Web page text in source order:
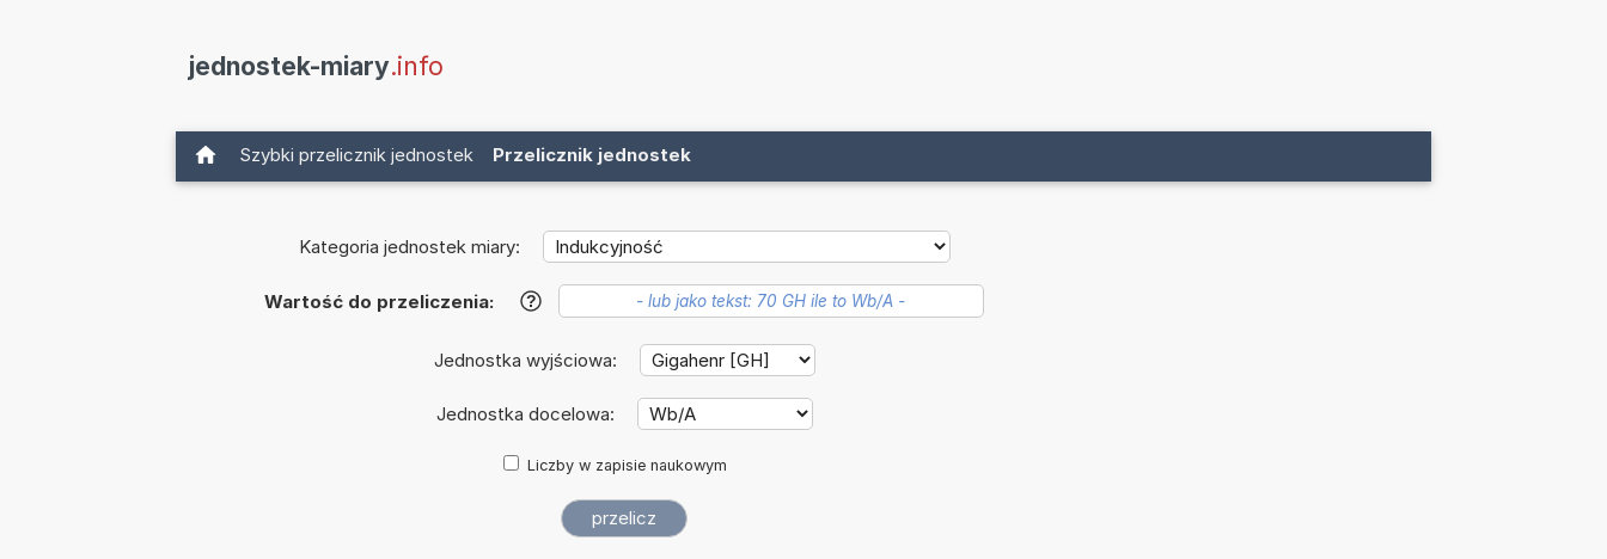
jednostek-miary.info
Szybki przelicznik jednostek Przelicznik jednostek
Kategoria jednostek miary:
Wartość do przeliczenia: ?
Jednostka wyjściowa:
Jednostka docelowa:
Liczby w zapisie naukowym